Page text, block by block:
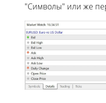
"Символы" или же